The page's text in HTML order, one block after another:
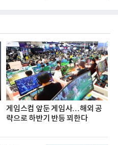
공동 주관
캐피탈 MZ
조직으로, 조
다양한 활동
력을 조직전
게임스컴 앞둔 게임사…해외 공
략으로 하반기 반등 꾀한다